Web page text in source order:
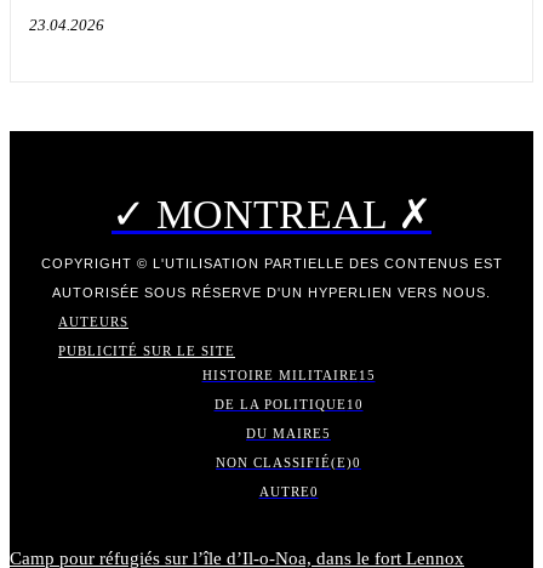
23.04.2026
✓ MONTREAL ✗
COPYRIGHT © L'UTILISATION PARTIELLE DES CONTENUS EST
AUTORISÉE SOUS RÉSERVE D'UN HYPERLIEN VERS NOUS.
AUTEURS
PUBLICITÉ SUR LE SITE
HISTOIRE MILITAIRE15
DE LA POLITIQUE10
DU MAIRE5
NON CLASSIFIÉ(E)0
AUTRE0
Camp pour réfugiés sur l’île d’Il-o-Noa, dans le fort Lennox